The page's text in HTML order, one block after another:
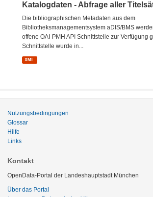
Katalogdaten - Abfrage aller
Die bibliographischen Metadaten aus dem
Bibliotheksmanagementsystem aDIS/BMS
offene OAI-PMH API Schnittstelle zur Verfügung
Schnittstelle wurde in...
XML
Nutzungsbedingungen
Glossar
Hilfe
Links
Kontakt
OpenData-Portal der Landeshauptstadt München
Über das Portal